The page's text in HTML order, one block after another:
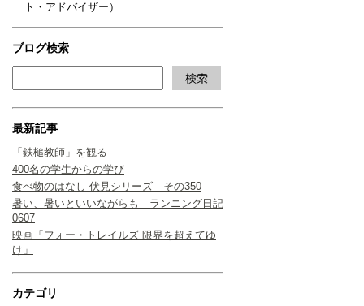
ト・アドバイザー）
ブログ検索
最新記事
「鉄槌教師」を観る
400名の学生からの学び
食べ物のはなし 伏見シリーズ その350
暑い、暑いといいながらも ランニング日記
0607
映画「フォー・トレイルズ 限界を超えてゆ
け」
カテゴリ